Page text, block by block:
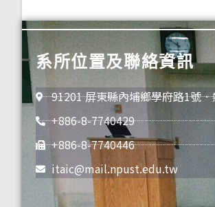
系所位置及聯絡資訊
91201 屏東縣內埔鄉學府路1號
+886-8-7740429
+886-8-7740446
itaic@mail.npust.edu.tw